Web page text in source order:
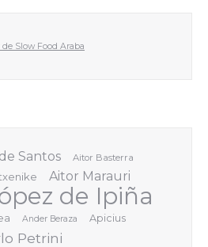
de Slow Food Araba
Santos
Aitor Basterra
Aitor Marauri
de Ipiña
Ander Beraza Apicius
Petrini